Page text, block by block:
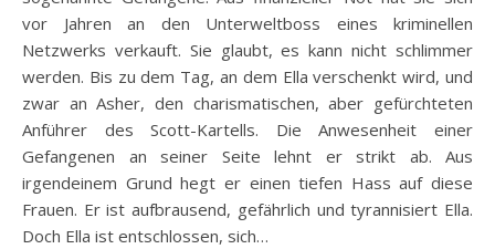
vor Jahren an den Unterweltboss eines kriminellen
Netzwerks verkauft. Sie glaubt, es kann nicht schlimmer
werden. Bis zu dem Tag, an dem Ella verschenkt wird, und
zwar an Asher, den charismatischen, aber gefürchteten
Anführer des Scott-Kartells. Die Anwesenheit einer
Gefangenen an seiner Seite lehnt er strikt ab. Aus
irgendeinem Grund hegt er einen tiefen Hass auf diese
Frauen. Er ist aufbrausend, gefährlich und tyrannisiert Ella.
Doch Ella ist entschlossen, sich…